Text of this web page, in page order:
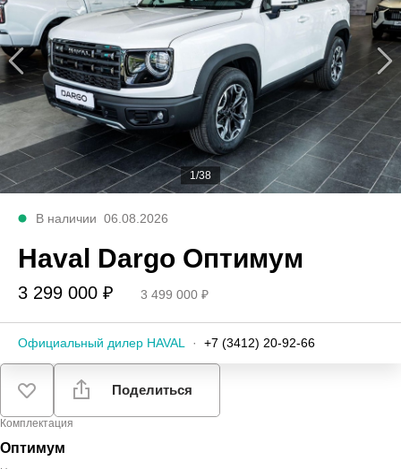
1/38
В наличии 06.08.2026
Haval Dargo Оптимум
3 299 000 ₽ 3 499 000 ₽
Официальный дилер HAVAL · +7 (3412) 20-92-66
Поделиться
Комплектация
Оптимум